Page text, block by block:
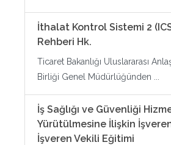
İthalat Kontrol Sistemi 2
Rehberi Hk.
Ticaret Bakanlığı Uluslararası
Birliği Genel Müdürlüğünden ...
İş Sağlığı ve Güvenliği
Yürütülmesine İlişkin
İşveren Vekili Eğitimi